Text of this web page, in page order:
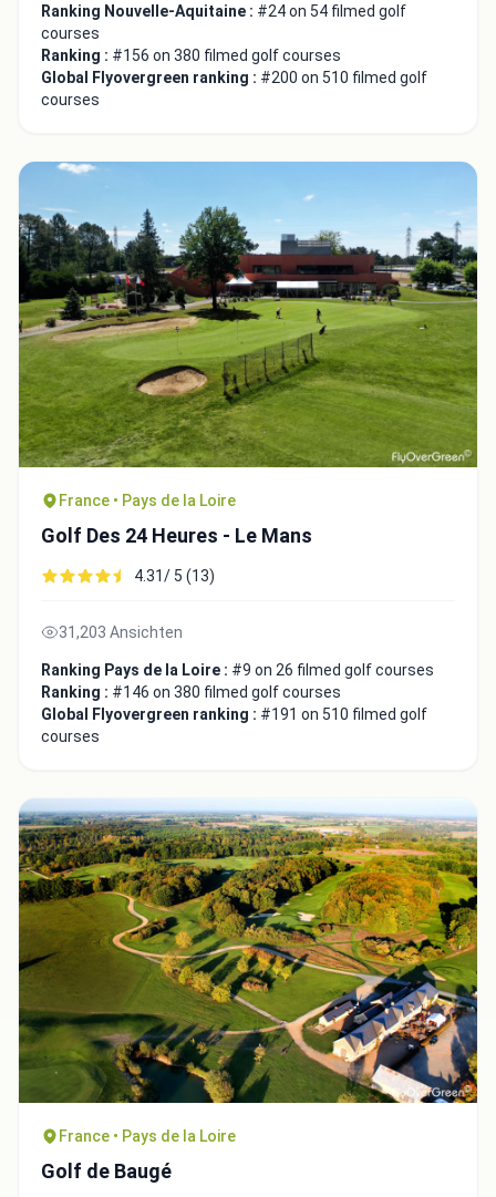
Ranking Nouvelle-Aquitaine : #24 on 54 filmed golf
courses
Ranking : #156 on 380 filmed golf courses
Global Flyovergreen ranking : #200 on 510 filmed golf
courses
France • Pays de la Loire
Golf Des 24 Heures - Le Mans
4.31/ 5 (13)
31,203 Ansichten
Ranking Pays de la Loire : #9 on 26 filmed golf courses
Ranking : #146 on 380 filmed golf courses
Global Flyovergreen ranking : #191 on 510 filmed golf
courses
France • Pays de la Loire
Golf de Baugé